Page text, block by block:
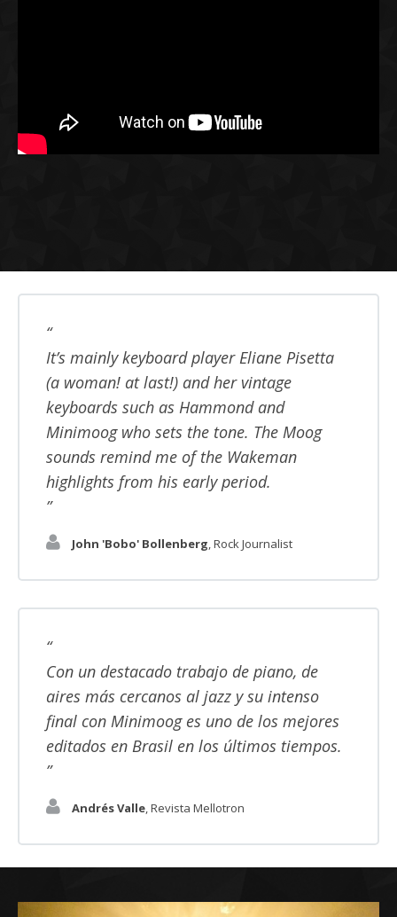
It’s mainly keyboard player Eliane Pisetta
(a woman! at last!) and her vintage
keyboards such as Hammond and
Minimoog who sets the tone. The Moog
sounds remind me of the Wakeman
highlights from his early period.
John 'Bobo' Bollenberg Rock Journalist
Con un destacado trabajo de piano, de
aires más cercanos al jazz y su intenso
final con Minimoog es uno de los mejores
editados en Brasil en los últimos tiempos.
Andrés Valle Revista Mellotron